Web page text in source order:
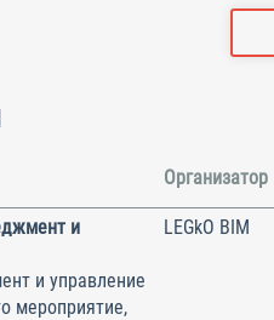
Организатор
и
и управление
мероприятие,
LEGkO BIM